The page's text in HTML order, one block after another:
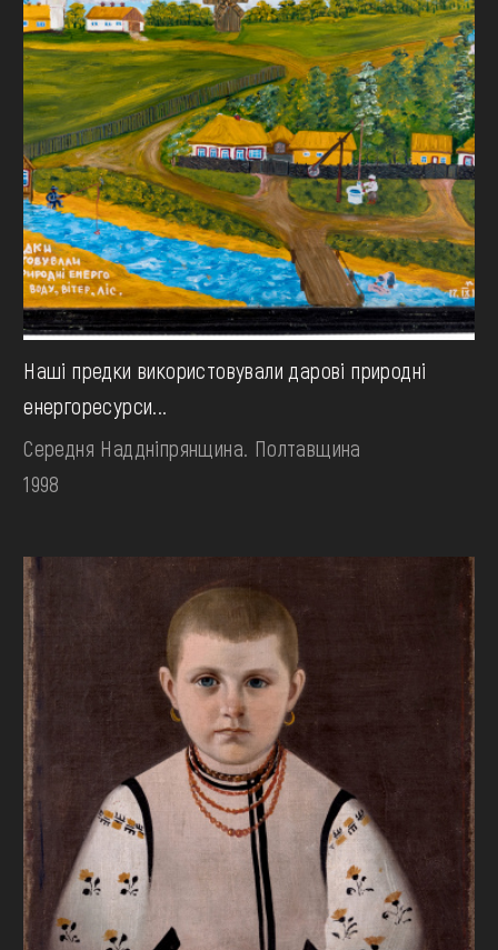
Наші предки використовували дарові природні
енергоресурси...
Середня Наддніпрянщина. Полтавщина
1998